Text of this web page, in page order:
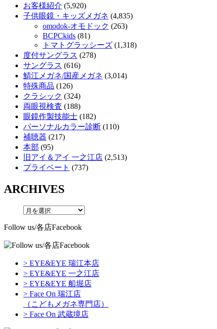
お客様紹介 (5,920)
子供眼鏡・キッズメガネ (4,835)
omodok-オモドック (263)
BCPCkids (81)
トマトグラッシーズ (1,318)
度付サングラス (278)
サングラス (616)
鯖江メガネ/国産メガネ (3,014)
特殊商品 (126)
クラシック (324)
両眼視検査 (188)
眼鏡作製技能士 (182)
パーソナルカラー診断 (110)
補聴器 (217)
本部 (95)
旧アイ＆アイ 一之江店 (2,513)
プライベート (737)
ARCHIVES
Follow us/各店Facebook
> EYE&EYE 瑞江本店
> EYE&EYE 一之江店
> EYE&EYE 船堀店
> Face On 瑞江店
（こどもメガネ専門店）
> Face On 武蔵境店